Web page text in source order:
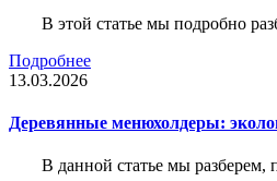
В этой статье мы подробно
Подробнее
13.03.2026
Деревянные менюхолдеры:
В данной статье мы разберем,